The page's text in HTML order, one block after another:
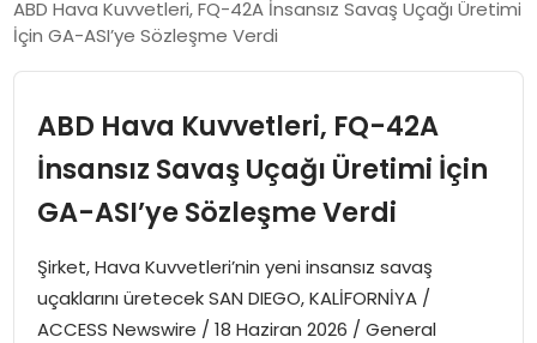
ABD Hava Kuvvetleri, FQ-42A İnsansız Savaş Uçağı Üretimi
İçin GA-ASI’ye Sözleşme Verdi
ABD Hava Kuvvetleri, FQ-42A
İnsansız Savaş Uçağı Üretimi İçin
GA-ASI’ye Sözleşme Verdi
Şirket, Hava Kuvvetleri’nin yeni insansız savaş
uçaklarını üretecek SAN DIEGO, KALİFORNİYA /
ACCESS Newswire / 18 Haziran 2026 / General